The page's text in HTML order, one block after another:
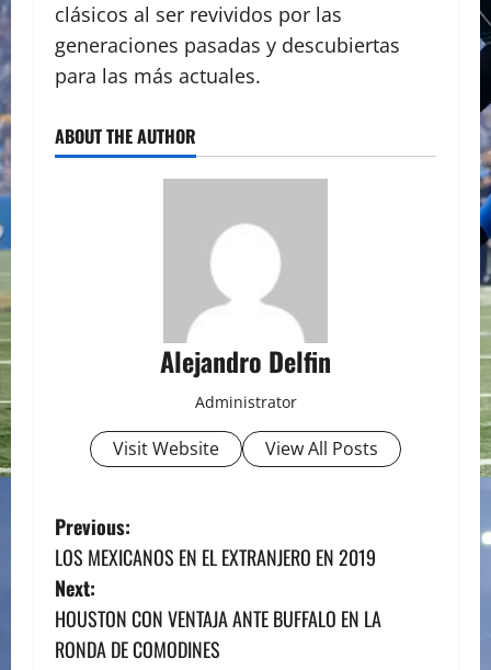
clásicos al ser revividos por las
generaciones pasadas y descubiertas
para las más actuales.
ABOUT THE AUTHOR
Alejandro Delfin
Administrator
Visit Website View All Posts
P
o
s
Previous:
LOS MEXICANOS EN EL EXTRANJERO EN 2019
Next:
HOUSTON CON VENTAJA ANTE BUFFALO EN LA
RONDA DE COMODINES